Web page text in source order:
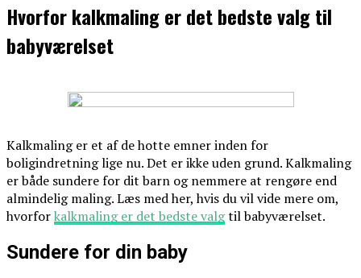
Hvorfor kalkmaling er det bedste valg til
babyværelset
Kalkmaling er et af de hotte emner inden for
boligindretning lige nu. Det er ikke uden grund. Kalkmaling
er både sundere for dit barn og nemmere at rengøre end
almindelig maling. Læs med her, hvis du vil vide mere om,
hvorforkalkmaling er det bedste valgtil babyværelset.
Sundere for din baby